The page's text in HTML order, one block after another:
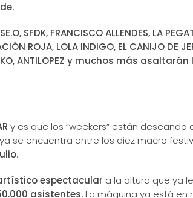
SFDK, FRANCISCO ALLENDES, LA
ROJA, LOLA INDIGO, EL CANIJO DE
ANTILOPEZ y muchos más
y es que los “weekers” están deseando
se encuentra entre los diez macro
.
espectacular a la altura que ya le
asistentes.La máquina ya está en